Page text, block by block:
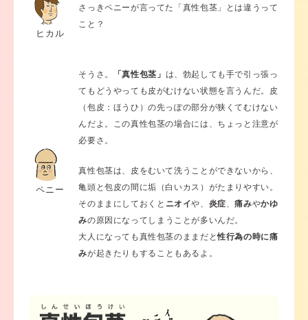
ヒカル
さっきペニーが言ってた「真性包茎」とは違うって
こと？
ペニー
そうさ。 「真性包茎」 は、勃起しても手で引っ張っ
てもどうやっても皮がむけない状態を言うんだ。皮
（包皮：ほうひ）の先っぽの部分が狭くてむけない
んだよ。この真性包茎の場合には、ちょっと注意が
必要さ。
真性包茎は、皮をむいて洗うことができないから、
亀頭と包皮の間に垢（白いカス）がたまりやすい。
そのままにしておくと ニオイや、 炎症 、痛みやかゆ
みの原因になってしまうことが多いんだ。
大人になっても真性包茎のままだと性行為の時に痛
みが起きたりもすることもあるよ。